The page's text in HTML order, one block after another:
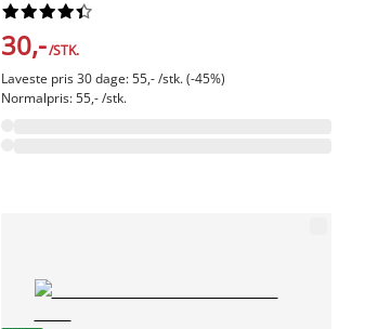






30,-/STK.
Laveste pris 30 dage: 55,- /stk. (-45%)
Normalpris: 55,- /stk.